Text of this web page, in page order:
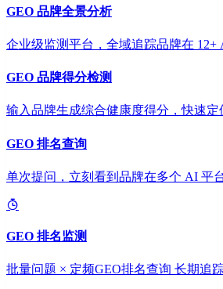
GEO 品牌全景分析
企业级监测平台，全域追踪品牌在 12+
GEO 品牌得分检测
输入品牌生成综合健康度得分，快速定
GEO 排名查询
单次提问，立刻看到品牌在多个 AI 平
GEO 排名监测
批量问题 × 定频GEO排名查询 长期追